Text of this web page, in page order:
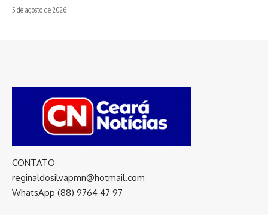
5 de agosto de 2026
CONTATO
reginaldosilvapmn@hotmail.com
WhatsApp (88) 9764 47 97